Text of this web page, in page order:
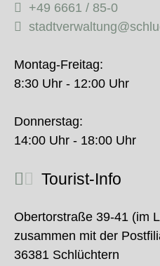
+49 6661 / 85-0
Montag-Freitag:
8:30 Uhr - 12:00 Uhr
Donnerstag:
14:00 Uhr - 18:00 Uhr
Tourist-Info
Obertorstraße 39-41 (im
zusammen mit der
36381 Schlüchtern